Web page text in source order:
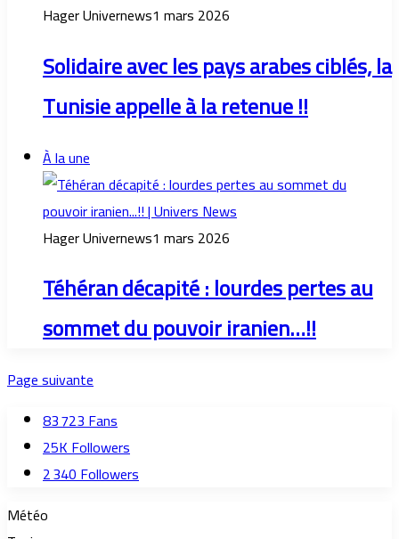
Hager Univernews1 mars 2026
Solidaire avec les pays arabes ciblés, la
Tunisie appelle à la retenue !!
À la une
Hager Univernews1 mars 2026
Téhéran décapité : lourdes pertes au
sommet du pouvoir iranien…!!
Page suivante
83 723Fans
25KFollowers
2 340Followers
Météo